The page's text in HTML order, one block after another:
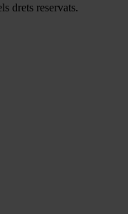
drets reservats.